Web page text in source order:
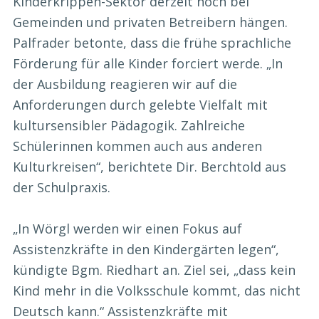
Gemeinden und privaten Betreibern hängen.
Palfrader betonte, dass die frühe sprachliche
Förderung für alle Kinder forciert werde. „In
der Ausbildung reagieren wir auf die
Anforderungen durch gelebte Vielfalt mit
kultursensibler Pädagogik. Zahlreiche
Schülerinnen kommen auch aus anderen
Kulturkreisen“, berichtete Dir. Berchtold aus
der Schulpraxis.
„In Wörgl werden wir einen Fokus auf
Assistenzkräfte in den Kindergärten legen“,
kündigte Bgm. Riedhart an. Ziel sei, „dass kein
Kind mehr in die Volksschule kommt, das nicht
Deutsch kann.“ Assistenzkräfte mit